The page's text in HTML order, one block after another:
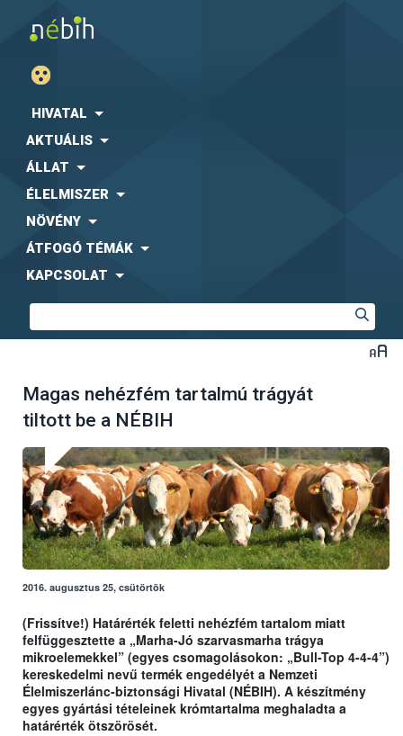
HIVATAL
AKTUÁLIS
ÁLLAT
ÉLELMISZER
NÖVÉNY
ÁTFOGÓ TÉMÁK
KAPCSOLAT
Magas nehézfém tartalmú trágyát
tiltott be a NÉBIH
2016. augusztus 25, csütörtök
(Frissítve!) Határérték feletti nehézfém tartalom miatt
felfüggesztette a „Marha-Jó szarvasmarha trágya
mikroelemekkel” (egyes csomagolásokon: „Bull-Top 4-4-4”)
kereskedelmi nevű termék engedélyét a Nemzeti
Élelmiszerlánc-biztonsági Hivatal (NÉBIH). A készítmény
egyes gyártási tételeinek krómtartalma meghaladta a
határérték ötszörösét.